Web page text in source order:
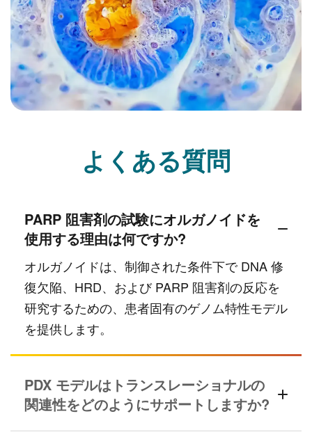
よくある質問
PARP 阻害剤の試験にオルガノイドを
使用する理由は何ですか?
オルガノイドは、制御された条件下で DNA 修
復欠陥、HRD、および PARP 阻害剤の反応を
研究するための、患者固有のゲノム特性モデル
を提供します。
PDX モデルはトランスレーショナルの
関連性をどのようにサポートしますか?